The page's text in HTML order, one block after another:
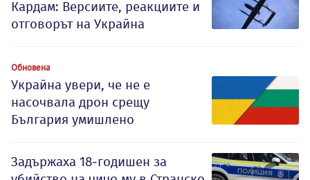
Кардам: Версиите, реакциите и
отговорът на Украйна
Обновена
Украйна увери, че не е
насочвала дрон срещу
България умишлено
Задържаха 18-годишен за